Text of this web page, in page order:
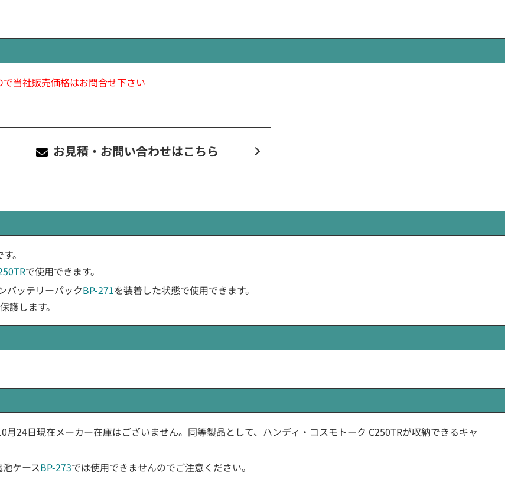
当社販売価格はお問合せ下さい
お見積・お問い合わせはこちら
。
で使用できます。
バッテリーパックBP-271を装着した状態で使用できます。
護します。
24日現在メーカー在庫はございません。同等製品として、ハンディ・コスモトーク C250TRが収納できるキャ
ケースBP-273では使用できませんのでご注意ください。